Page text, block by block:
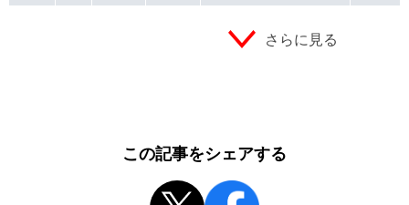
さらに見る
この記事をシェアする